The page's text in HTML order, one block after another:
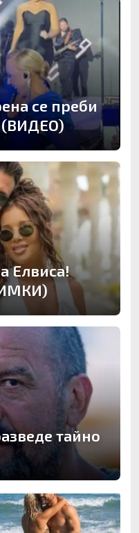
се преби
(ВИДЕО)
Елвиса!
тайно